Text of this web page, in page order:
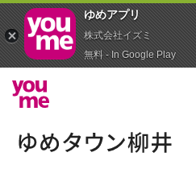
ゆめアプ‪リ‬
株式会社イズミ
無料 - In Google Play